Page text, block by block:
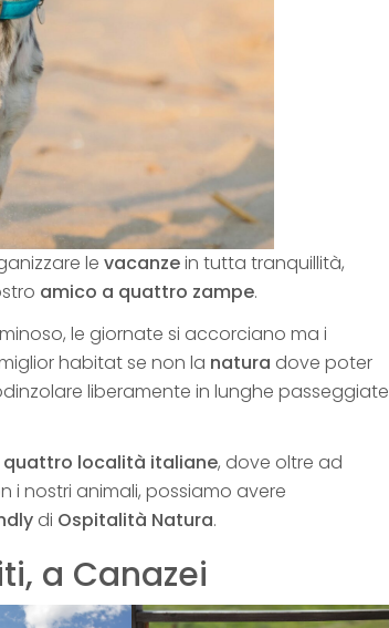
le vacanzein tutta tranquillità,
amico a quattro zampe.
le giornate si accorciano ma i
habitat se non la natura dove poter
liberamente in lunghe passeggiate
quattro località italiane, dove oltre ad
i nostri animali, possiamo avere
di Ospitalità Natura.
a Canazei